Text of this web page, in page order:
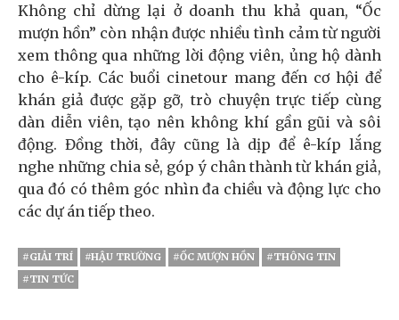
Không chỉ dừng lại ở doanh thu khả quan, “Ốc
mượn hồn” còn nhận được nhiều tình cảm từ người
xem thông qua những lời động viên, ủng hộ dành
cho ê-kíp. Các buổi cinetour mang đến cơ hội để
khán giả được gặp gỡ, trò chuyện trực tiếp cùng
dàn diễn viên, tạo nên không khí gần gũi và sôi
động. Đồng thời, đây cũng là dịp để ê-kíp lắng
nghe những chia sẻ, góp ý chân thành từ khán giả,
qua đó có thêm góc nhìn đa chiều và động lực cho
các dự án tiếp theo.
#GIẢI TRÍ #HẬU TRƯỜNG #ỐC MƯỢN HỒN
#THÔNG TIN
#TIN TỨC